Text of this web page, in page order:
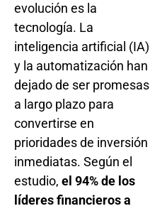
evolución es la
tecnología. La
inteligencia artificial (IA)
y la automatización han
dejado de ser promesas
a largo plazo para
convertirse en
prioridades de inversión
inmediatas. Según el
estudio, el 94% de los
líderes financieros a